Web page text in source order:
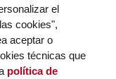
el
cookies",
aceptar o
técnicas que
política de